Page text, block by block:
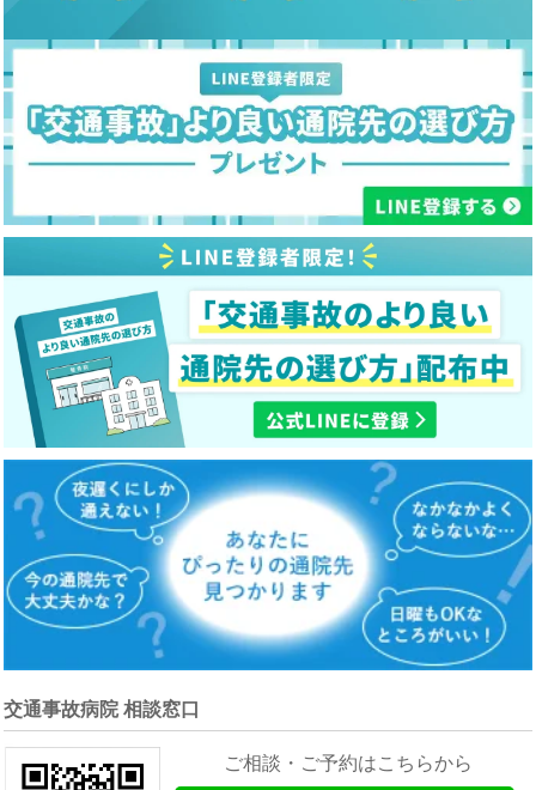
交通事故病院 相談窓口
ご相談・ご予約はこちらから